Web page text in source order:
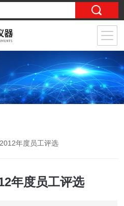
年度员工评选
年度员工评选